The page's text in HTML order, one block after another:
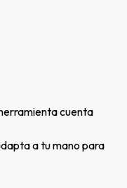
cuenta
a tu mano para